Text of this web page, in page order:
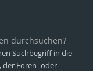
durchsuchen?
Suchbegriff in die
der Foren- oder